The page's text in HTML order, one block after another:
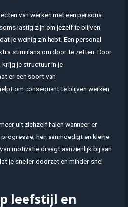
van werken met een personal
lastig zijn om jezelf te blijven
je weinig zin hebt. Een personal
stimulans om door te zetten. Door
krijg je structuur in je
er een soort van
om consequent te blijven werken
uit zichzelf halen wanneer er
hen aanmoedigt en kleine
motivatie draagt aanzienlijk bij aan
je sneller doorzet en minder snel
leefstijl en